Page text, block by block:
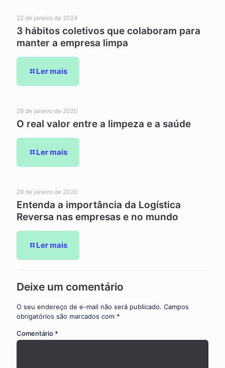
22 de janeiro de 2024
3 hábitos coletivos que colaboram para
manter a empresa limpa
Ler mais
29 de janeiro de 2020
O real valor entre a limpeza e a saúde
Ler mais
29 de janeiro de 2020
Entenda a importância da Logística
Reversa nas empresas e no mundo
Ler mais
Deixe um comentário
O seu endereço de e-mail não será publicado. Campos
obrigatórios são marcados com *
Comentário *